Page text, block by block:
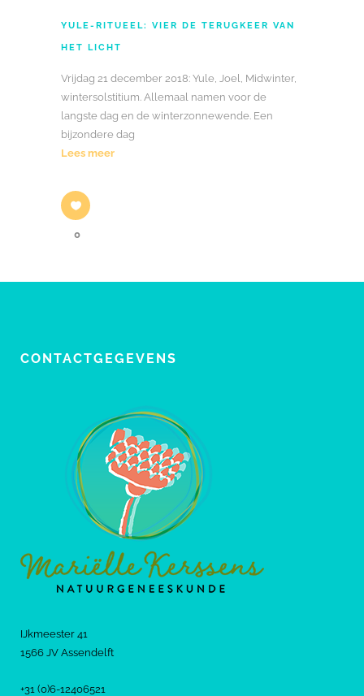
YULE-RITUEEL: VIER DE TERUGKEER VAN
HET LICHT
Vrijdag 21 december 2018: Yule, Joel, Midwinter,
wintersolstitium. Allemaal namen voor de
langste dag en de winterzonnewende. Een
bijzondere dag
Lees meer
0
CONTACTGEGEVENS
IJkmeester 41
1566 JV Assendelft
+31 (0)6-12406521